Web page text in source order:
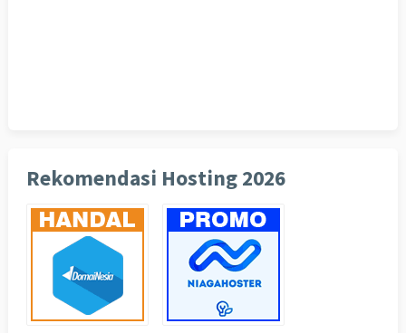
Rekomendasi Hosting 2026